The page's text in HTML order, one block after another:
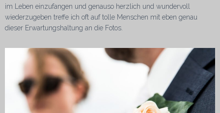
im Leben einzufangen und genauso herzlich und wundervoll
wiederzugeben treffe ich oft auf tolle Menschen mit eben genau
dieser Erwartungshaltung an die Fotos.